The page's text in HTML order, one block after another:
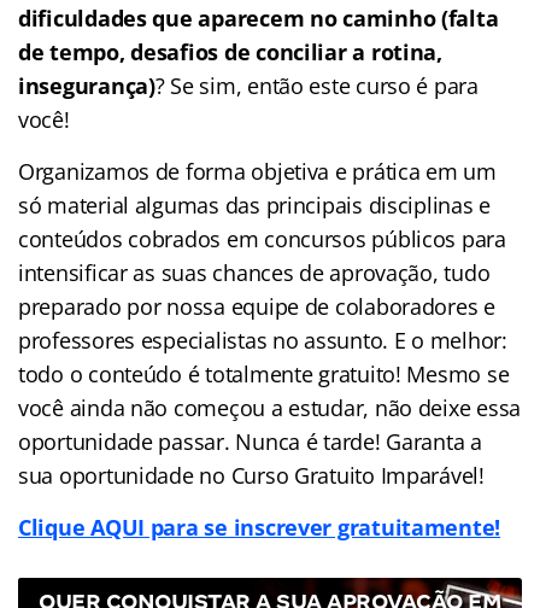
dificuldades que aparecem no caminho (falta
de tempo, desafios de conciliar a rotina,
insegurança)? Se sim, então este curso é para
você!
Organizamos de forma objetiva e prática em um
só material algumas das principais disciplinas e
conteúdos cobrados em concursos públicos para
intensificar as suas chances de aprovação, tudo
preparado por nossa equipe de colaboradores e
professores especialistas no assunto. E o melhor:
todo o conteúdo é totalmente gratuito! Mesmo se
você ainda não começou a estudar, não deixe essa
oportunidade passar. Nunca é tarde! Garanta a
sua oportunidade no Curso Gratuito Imparável!
Clique AQUI para se inscrever gratuitamente!
QUER CONQUISTAR A SUA APROVAÇÃO EM